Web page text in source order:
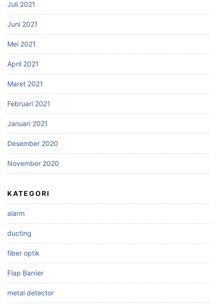
Juli 2021
Juni 2021
Mei 2021
April 2021
Maret 2021
Februari 2021
Januari 2021
Desember 2020
November 2020
KATEGORI
alarm
ducting
fiber optik
Flap Barrier
metal detector